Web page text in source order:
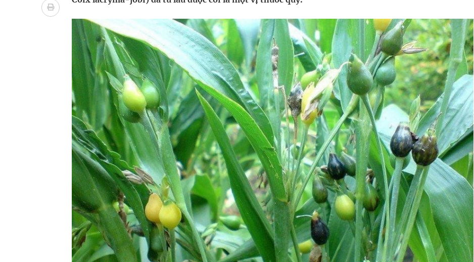
BSR tăng 12,5% năng lực tồn chứa dầu thô tại NMLD Dung Quất
Gần 30% dân số cả nước đã được khám sức khỏe định kỳ, khám sàng lọc miễn phí
Ung thư thận: Nguy hiểm vì tiến triển quá âm thầm
Nhiều chuỗi hoạt động lớn được diễn ra tại Lễ hội sầu riêng 2026